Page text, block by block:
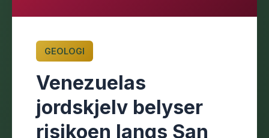
GEOLOGI
Venezuelas
jordskjelv belyser
risikoen langs San